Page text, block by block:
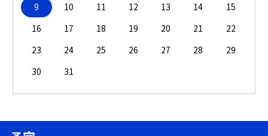
9
10 11 12 13 14
15
16
17 18 19 20 21
22
23
24 25 26 27 28
29
30
31